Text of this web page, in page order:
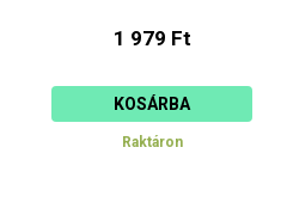
1 979 Ft
KOSÁRBA
Raktáron